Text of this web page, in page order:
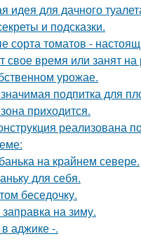
идея для дачного
и подсказки.
сорта томатов -
свое время или занят
урожае.
подпитка для
приходится.
реализована
на крайнем севере.
для себя.
беседочку.
на зиму.
аджике -.